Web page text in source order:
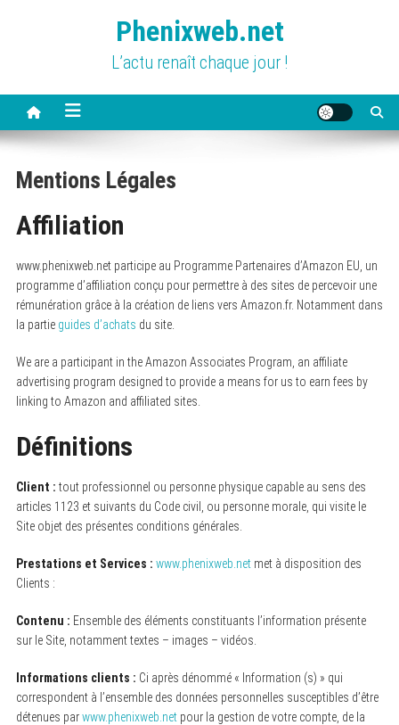
Phenixweb.net
L’actu renaît chaque jour !
Mentions Légales
Affiliation
www.phenixweb.net participe au Programme Partenaires d’Amazon EU, un
programme d’affiliation conçu pour permettre à des sites de percevoir une
rémunération grâce à la création de liens vers Amazon.fr. Notamment dans
la partie guides d’achats du site.
We are a participant in the Amazon Associates Program, an affiliate
advertising program designed to provide a means for us to earn fees by
linking to Amazon and affiliated sites.
Définitions
Client : tout professionnel ou personne physique capable au sens des
articles 1123 et suivants du Code civil, ou personne morale, qui visite le
Site objet des présentes conditions générales.
Prestations et Services : www.phenixweb.netmet à disposition des
Clients :
Contenu : Ensemble des éléments constituants l’information présente
sur le Site, notamment textes – images – vidéos.
Informations clients : Ci après dénommé « Information (s) » qui
correspondent à l’ensemble des données personnelles susceptibles d’être
détenues parwww.phenixweb.netpour la gestion de votre compte, de la